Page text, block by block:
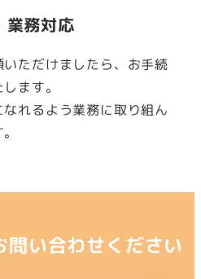
業務対応
いただけましたら、お手続
ます。
れるよう業務に取り組ん
問い合わせください